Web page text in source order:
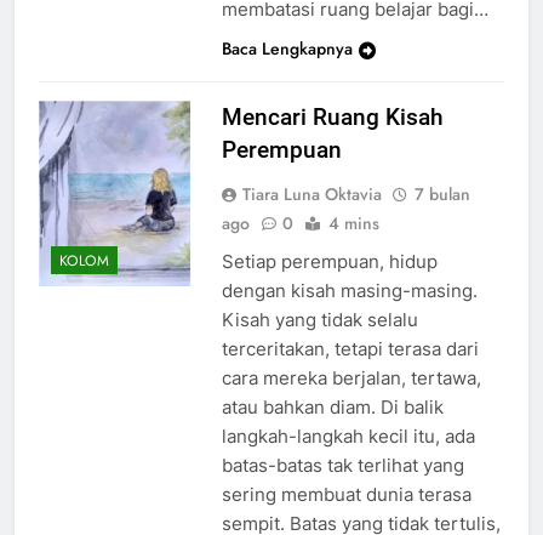
membatasi ruang belajar bagi…
Baca Lengkapnya
KOLOM
Mencari Ruang Kisah
Perempuan
Tiara Luna Oktavia
7 bulan
ago
0 4 mins
Setiap perempuan, hidup
dengan kisah masing-masing.
Kisah yang tidak selalu
terceritakan, tetapi terasa dari
cara mereka berjalan, tertawa,
atau bahkan diam. Di balik
langkah-langkah kecil itu, ada
batas-batas tak terlihat yang
sering membuat dunia terasa
sempit. Batas yang tidak tertulis,